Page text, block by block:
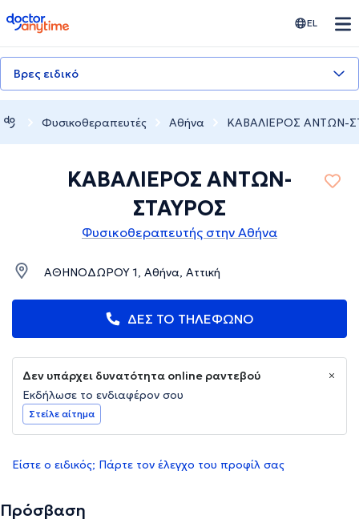
doctoranytime EL
Βρες ειδικό
Φυσικοθεραπευτές Αθήνα ΚΑΒΑΛΙΕΡΟΣ ΑΝΤΩΝ-
ΚΑΒΑΛΙΕΡΟΣ ΑΝΤΩΝ-
ΣΤΑΥΡΟΣ
Φυσικοθεραπευτής στην Αθήνα
ΑΘΗΝΟΔΩΡΟΥ 1, Αθήνα, Αττική
ΔΕΣ ΤΟ ΤΗΛΕΦΩΝΟ
Δεν υπάρχει δυνατότητα online ραντεβού
Εκδήλωσε το ενδιαφέρον σου
Στείλε αίτημα
Είστε ο ειδικός; Πάρτε τον έλεγχο του προφίλ σας
Πρόσβαση